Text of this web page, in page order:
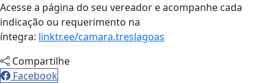
Acesse a página do seu vereador e acompanhe cada
indicação ou requerimento na
íntegra: linktr.ee/camara.treslagoas
Compartilhe
Facebook